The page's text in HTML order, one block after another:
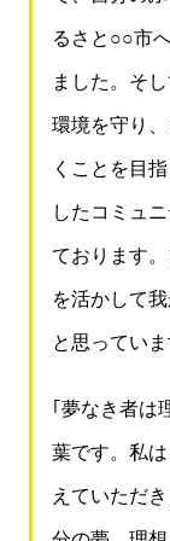
るさと○○市
ました。そ
環境を守り
くことを目
したコミュ
ております
を活かして
と思っていま
｢夢なき者は
葉です。私
えていただ